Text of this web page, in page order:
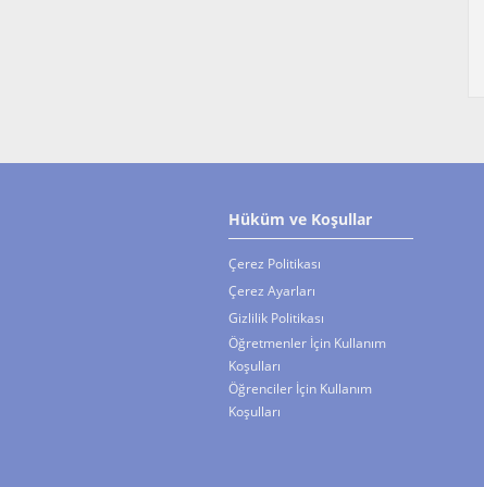
Hüküm ve Koşullar
Çerez Politikası
Çerez Ayarları
Gizlilik Politikası
Öğretmenler İçin Kullanım
Koşulları
Öğrenciler İçin Kullanım
Koşulları